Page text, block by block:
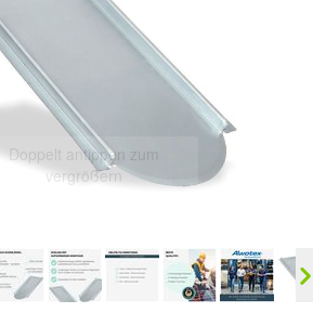
Doppelt antippen zum
vergrößern